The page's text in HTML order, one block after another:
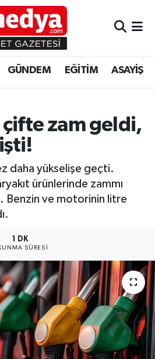
GÜNDEM EĞİTİM ASAYİŞ
çifte zam geldi,
daha yükselişe geçti.
ürünlerinde zammı
Benzin ve motorinin litre
1 DK
SÜRESI
Haritası
ve Fikstür